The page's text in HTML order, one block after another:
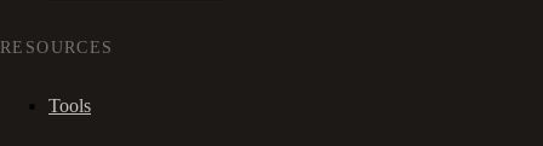
RESOURCES
Tools